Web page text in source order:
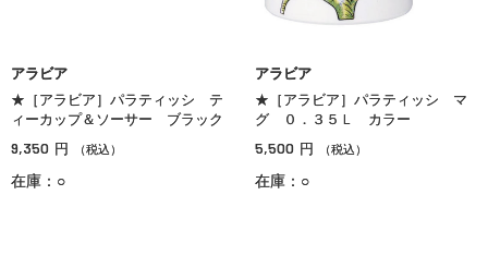
アラビア
★［アラビア］パラティッシ テ
ィーカップ＆ソーサー ブラック
9,350 円 （税込）
在庫：○
アラビア
★［アラビア］パラティッシ マ
グ ０．３５Ｌ カラー
5,500 円 （税込）
在庫：○